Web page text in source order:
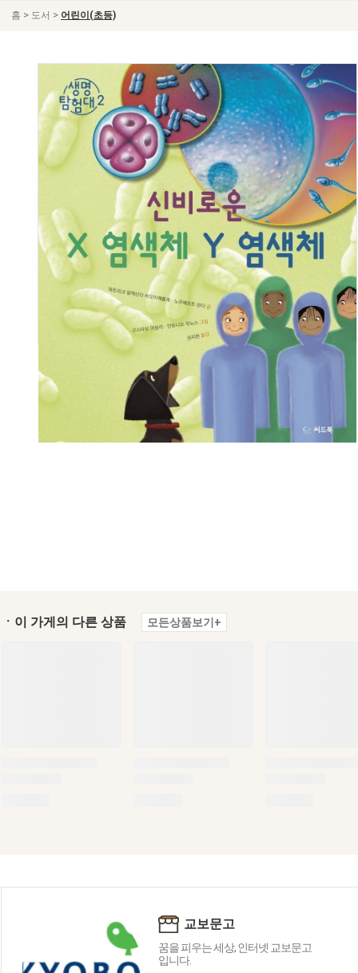
홈 > 도서 > 어린이(초등)
ㆍ이 가게의 다른 상품 모든상품보기+
교보문고
꿈을 피우는 세상, 인터넷 교보문고
입니다.